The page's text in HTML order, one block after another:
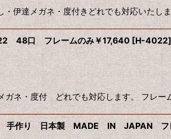
達メガネ・度付きどれでも対応いたしま
48口 フレームのみ￥17,640 [H-4022]
・度付 どれでも対応します。 フレー
作り 日本製 MADE IN JAPAN フレ